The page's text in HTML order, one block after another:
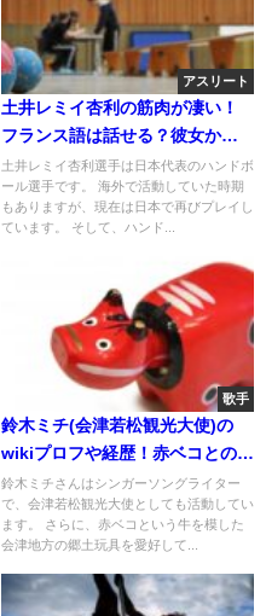
アスリート
土井レミイ杏利の筋肉が凄い！
フランス語は話せる？彼女か嫁
はいる？
土井レミイ杏利選手は日本代表のハンドボ
ール選手です。 海外で活動していた時期
もありますが、現在は日本で再びプレイし
ています。 そして、ハンド...
歌手
鈴木ミチ(会津若松観光大使)の
wikiプロフや経歴！赤ベコとの関
わりもチェック！
鈴木ミチさんはシンガーソングライター
で、会津若松観光大使としても活動してい
ます。 さらに、赤ベコという牛を模した
会津地方の郷土玩具を愛好して...